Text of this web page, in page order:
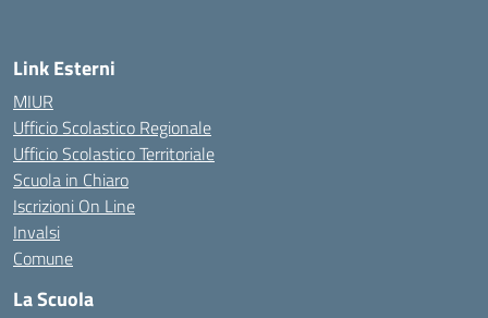
Link Esterni
MIUR
Ufficio Scolastico Regionale
Ufficio Scolastico Territoriale
Scuola in Chiaro
Iscrizioni On Line
Invalsi
Comune
La Scuola